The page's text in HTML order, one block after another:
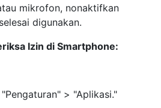
mikrofon, nonaktifkan
digunakan.
Izin di Smartphone:
> "Aplikasi."